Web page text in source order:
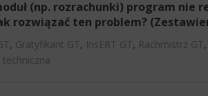
(np. rozrachunki) program nie
rozwiązać ten problem?
, Gratyfikant GT, InsERT GT, Rachmistrz GT,